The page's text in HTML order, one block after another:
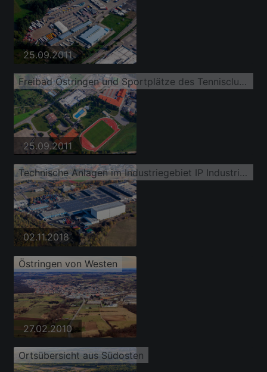
25.09.2011
Freibad Östringen und Sportplätze des Tennisclub Blau-Weiß e.V. Östringen und
25.09.2011
Technische Anlagen im Industriegebiet IP Industriepark Östringen GmbH & Co. KG
02.11.2018
Östringen von Westen
27.02.2010
Ortsübersicht aus Südosten